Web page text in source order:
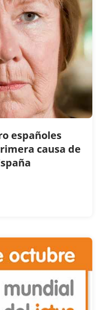
españoles
causa de